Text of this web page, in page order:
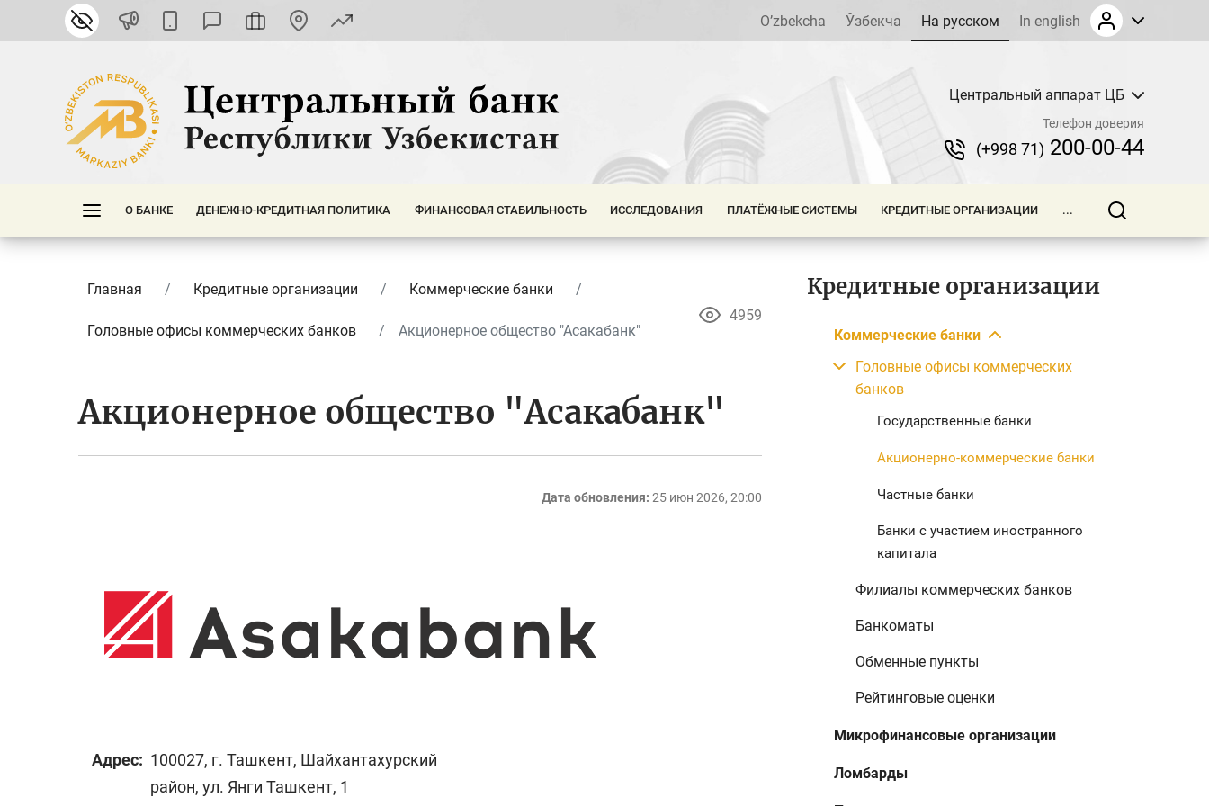
O’zbekcha Ўзбекча На русском In english
Центральный аппарат ЦБ
Телефон доверия
(+998 71) 200-00-44
О БАНКЕ ДЕНЕЖНО-КРЕДИТНАЯ ПОЛИТИКА ФИНАНСОВАЯ СТАБИЛЬНОСТЬ ИССЛЕДОВАНИЯ ПЛАТЁЖНЫЕ СИСТЕМЫ КРЕДИТНЫЕ ОРГАНИЗАЦИИ ...
Главная Кредитные организации Коммерческие банки
Головные офисы коммерческих банков Акционерное общество "Асакабанк"
4959
Акционерное общество "Асакабанк"
Дата обновления: 25 июн 2026, 20:00
Адрес: 100027, г. Ташкент, Шайхантахурский
район, ул. Янги Ташкент, 1
Кредитные организации
Коммерческие банки
Головные офисы коммерческих
банков
Государственные банки
Акционерно-коммерческие банки
Частные банки
Банки с участием иностранного
капитала
Филиалы коммерческих банков
Банкоматы
Обменные пункты
Рейтинговые оценки
Микрофинансовые организации
Ломбарды